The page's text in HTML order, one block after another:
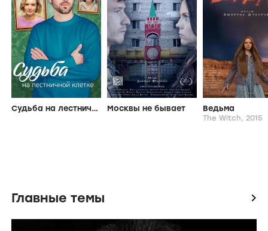
Судьба на лестничной клетке Москвы не бывает Ведьма
The Witch, 2015
Главные темы icon